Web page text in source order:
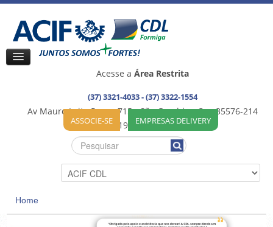
Acesse a Área Restrita
(37) 3321-4033 - (37) 3322-1554
Av Mauro Leite Praça, 715 - São Geraldo - Cep:35576-214
35576-192 / Formiga (MG)
ASSOCIE-SE EMPRESAS DELIVERY
Home